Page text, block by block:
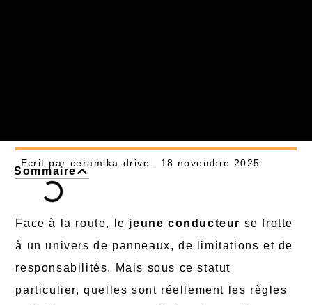
Ecrit par ceramika-drive 18 novembre 2025
Sommaire
Face à la route, le jeune conducteur se frotte
à un univers de panneaux, de limitations et de
responsabilités. Mais sous ce statut
particulier, quelles sont réellement les règles